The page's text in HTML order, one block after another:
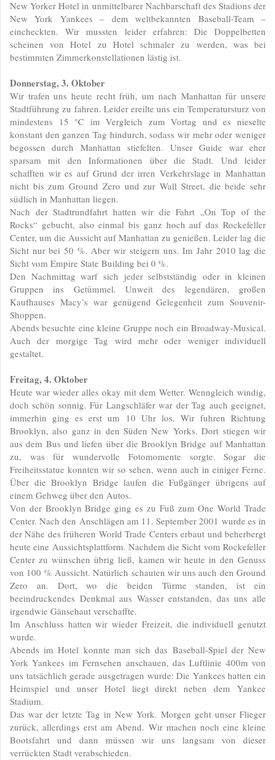
New Yorker Hotel in unmittelbarer Nachbarschaft des Stadions der
New York Yankees – dem weltbekannten Baseball-Team –
eincheckten. Wir mussten leider erfahren: Die Doppelbetten
scheinen von Hotel zu Hotel schmaler zu werden, was bei
bestimmten Zimmerkonstellationen lästig ist.
Donnerstag, 3. Oktober
Wir trafen uns heute recht früh, um nach Manhattan für unsere
Stadtführung zu fahren. Leider ereilte uns ein Temperatursturz von
mindestens 15 °C im Vergleich zum Vortag und es nieselte
konstant den ganzen Tag hindurch, sodass wir mehr oder weniger
begossen durch Manhattan stiefelten. Unser Guide war eher
sparsam mit den Informationen über die Stadt. Und leider
schafften wir es auf Grund der irren Verkehrslage in Manhattan
nicht bis zum Ground Zero und zur Wall Street, die beide sehr
südlich in Manhattan liegen.
Nach der Stadtrundfahrt hatten wir die Fahrt „On Top of the
Rocks“ gebucht, also einmal bis ganz hoch auf das Rockefeller
Center, um die Aussicht auf Manhattan zu genießen. Leider lag die
Sicht nur bei 50 %. Aber wir steigern uns. Im Jahr 2010 lag die
Sicht vom Empire State Building bei 0 %.
Den Nachmittag warf sich jeder selbstständig oder in kleinen
Gruppen ins Getümmel. Unweit des legendären, großen
Kaufhauses Macy’s war genügend Gelegenheit zum Souvenir-
Shoppen.
Abends besuchte eine kleine Gruppe noch ein Broadway-Musical.
Auch der morgige Tag wird mehr oder weniger individuell
gestaltet.
Freitag, 4. Oktober
Heute war wieder alles okay mit dem Wetter. Wenngleich windig,
doch schön sonnig. Für Langschläfer war der Tag auch geeignet,
immerhin ging es erst um 10 Uhr los. Wir fuhren Richtung
Brooklyn, also ganz in den Süden New Yorks. Dort stiegen wir
aus dem Bus und liefen über die Brooklyn Bridge auf Manhattan
zu, was für wundervolle Fotomomente sorgte. Sogar die
Freiheitsstatue konnten wir so sehen, wenn auch in einiger Ferne.
Über die Brooklyn Bridge laufen die Fußgänger übrigens auf
einem Gehweg über den Autos.
Von der Brooklyn Bridge ging es zu Fuß zum One World Trade
Center. Nach den Anschlägen am 11. September 2001 wurde es in
der Nähe des früheren World Trade Centers erbaut und beherbergt
heute eine Aussichtsplattform. Nachdem die Sicht vom Rockefeller
Center zu wünschen übrig ließ, kamen wir heute in den Genuss
von 100 % Aussicht. Natürlich schauten wir uns auch den Ground
Zero an. Dort, wo die beiden Türme standen, ist ein
beeindruckendes Denkmal aus Wasser entstanden, das uns alle
irgendwie Gänsehaut verschaffte.
Im Anschluss hatten wir wieder Freizeit, die individuell genutzt
wurde.
Abends im Hotel konnte man sich das Baseball-Spiel der New
York Yankees im Fernsehen anschauen, das Luftlinie 400m von
uns tatsächlich gerade ausgetragen wurde: Die Yankees hatten ein
Heimspiel und unser Hotel liegt direkt neben dem Yankee
Stadium.
Das war der letzte Tag in New York. Morgen geht unser Flieger
zurück, allerdings erst am Abend. Wir machen noch eine kleine
Bootsfahrt und dann müssen wir uns langsam von dieser
verrückten Stadt verabschieden.